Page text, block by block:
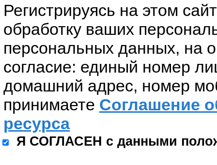
Регистрируясь на этом
обработку ваших
персональных данных, на
согласие: единый номер
домашний адрес, номер
принимаете Соглашение
ресурса
Я СОГЛАСЕН с данными